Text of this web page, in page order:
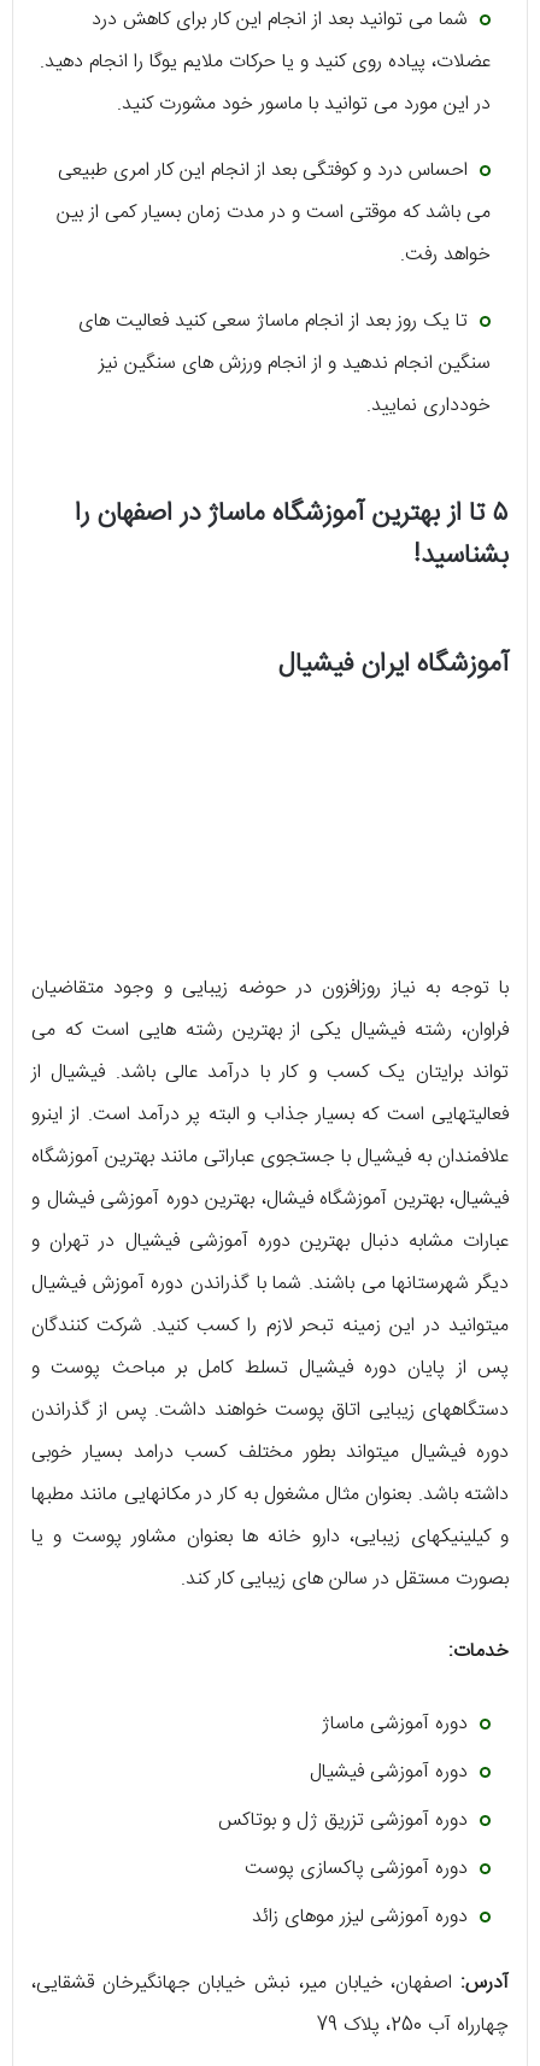
شما می توانید بعد از انجام این کار برای کاهش درد
عضلات، پیاده روی کنید و یا حرکات ملایم یوگا را انجام دهید.
در این مورد می توانید با ماسور خود مشورت کنید.
احساس درد و کوفتگی بعد از انجام این کار امری طبیعی
می باشد که موقتی است و در مدت زمان بسیار کمی از بین
خواهد رفت.
تا یک روز بعد از انجام ماساژ سعی کنید فعالیت های
سنگین انجام ندهید و از انجام ورزش های سنگین نیز
خودداری نمایید.
۵ تا از بهترین آموزشگاه ماساژ در اصفهان را
بشناسید!
آموزشگاه ایران فیشیال
با توجه به نیاز روزافزون در حوضه زیبایی و وجود متقاضیان
فراوان، رشته فیشیال یکی از بهترین رشته هایی است که می
تواند برایتان یک کسب و کار با درآمد عالی باشد. فیشیال از
فعالیتهایی است که بسیار جذاب و البته پر درآمد است. از اینرو
علافمندان به فیشیال با جستجوی عباراتی مانند بهترین آموزشگاه
فیشیال، بهترین آموزشگاه فیشال، بهترین دوره آموزشی فیشال و
عبارات مشابه دنبال بهترین دوره آموزشی فیشیال در تهران و
دیگر شهرستانها می باشند. شما با گذراندن دوره آموزش فیشیال
میتوانید در این زمینه تبحر لازم را کسب کنید. شرکت کنندگان
پس از پایان دوره فیشیال تسلط کامل بر مباحث پوست و
دستگاههای زیبایی اتاق پوست خواهند داشت. پس از گذراندن
دوره فیشیال میتواند بطور مختلف کسب درامد بسیار خوبی
داشته باشد. بعنوان مثال مشغول به کار در مکانهایی مانند مطبها
و کیلینیکهای زیبایی، دارو خانه ها بعنوان مشاور پوست و یا
بصورت مستقل در سالن های زیبایی کار کند.
خدمات:
دوره آموزشی ماساژ
دوره آموزشی فیشیال
دوره آموزشی تزریق ژل و بوتاکس
دوره آموزشی پاکسازی پوست
دوره آموزشی لیزر موهای زائد
آدرس: اصفهان، خیابان میر، نبش خیابان جهانگیرخان قشقایی،
چهارراه آب 250، پلاک 79